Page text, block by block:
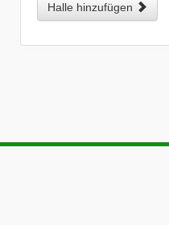
Halle hinzufügen